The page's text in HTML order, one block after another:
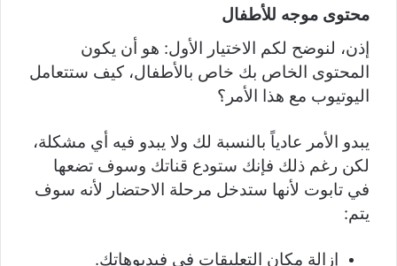
محتوى موجه للأطفال
إذن، لنوضح لكم الاختيار الأول: هو أن يكون
المحتوى الخاص بك خاص بالأطفال، كيف ستتعامل
اليوتيوب مع هذا الأمر؟
يبدو الأمر عادياً بالنسبة لك ولا يبدو فيه أي مشكلة،
لكن رغم ذلك فإنك ستودع قناتك وسوف تضعها
في تابوت لأنها ستدخل مرحلة الاحتضار لأنه سوف
يتم:
إزالة مكان التعليقات في فيديوهاتك.